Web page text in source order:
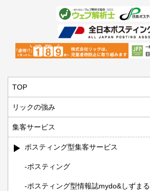
TOP
リックの強み
集客サービス
ポスティング型集客サービス
ポスティング
ポスティング型情報誌mydo&しずまる